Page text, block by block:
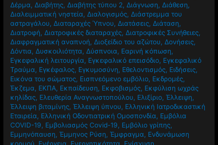
Δέρμα, Διαβήτης, Διαβήτης τύπου 2, Διάγνωση, Διάθεση,
Διαλειμματική νηστεία, Διαλογισμός, Διάστρεμμα του
αστραγάλου, Διαταραχές Ύπνου, Διατάσεις, Διάταση,
Διατροφή, Διατροφικές διαταραχές, Διατροφικές Συνήθειες,
Διαφραγματική αναπνοή, Διοξείδιο του αζώτου, Δονήσεις,
Δόντια, Δυσκοιλιότητα, Δύσπνοια, Εαρινή κόπωση,
Εγκεφαλική λειτουργία, Εγκεφαλικό επεισόδιο, Εγκεφαλικό
Τραύμα, Εγκέφαλος, Εγκυμοσύνη, Εθελοντισμός, Ειδήσεις,
Εικόνα του σώματος, Εισπνεόμενο εμβόλιο, Εκδρομές,
Έκζεμα, ΕΚΠΑ, Εκπαίδευση, Εκφοβισμός, Εκφύλιση ωχράς
κηλίδας, Ελευθερία Αναγνωστοπούλου, Ελιξίριο,Έλλειψη,
Έλλειψη βιταμίνης,Έλλειψη ύπνου, Ελληνική Ιατροδικαστική
Εταιρεία, Ελληνική Οδοντιατρική Ομοσπονδία, Εμβόλια
COVID-19, Εμβολιασμός Covid-19, Εμβόλιο γρίπης,
Εμμηνόπαυση,Έμμηνος Ρύση,Έμφραγμα, Ενδυνάμωση
κορμού
Ενέργεια Ενεργητικότητα Ενίσχυση